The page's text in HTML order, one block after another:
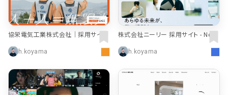
協栄電気工業株式会社｜採用サイト
h.koyama
株式会社ニーリー 採用サイト - Neall
h.koyama